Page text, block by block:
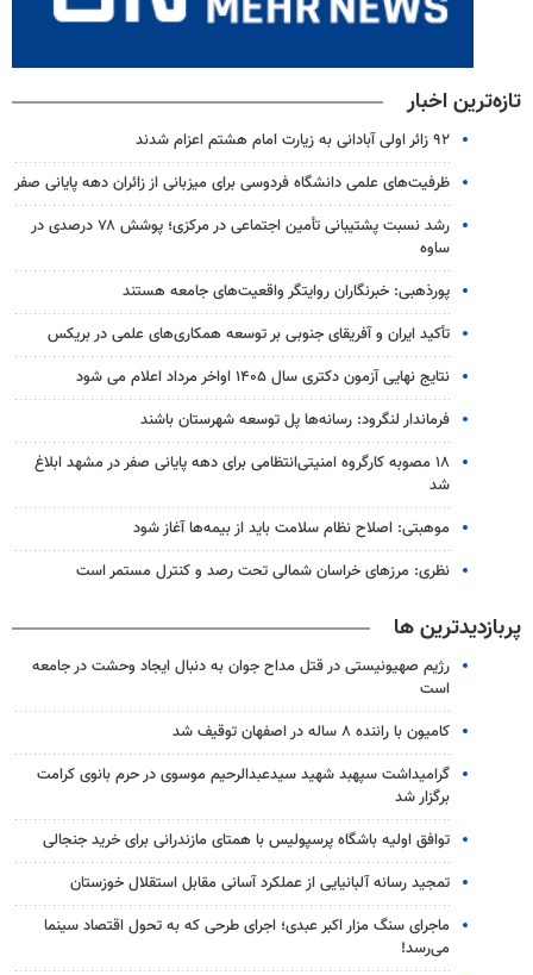
تازه‌ترین اخبار
۹۲ زائر اولی آبادانی به زیارت امام هشتم اعزام شدند
ظرفیت‌های علمی دانشگاه فردوسی برای میزبانی از زائران دهه پایانی صفر
رشد نسبت پشتیبانی تأمین اجتماعی در مرکزی؛ پوشش ۷۸ درصدی در
ساوه
پورذهبی: خبرنگاران روایتگر واقعیت‌های جامعه‌ هستند
تأکید ایران و آفریقای جنوبی بر توسعه همکاری‌های علمی در بریکس
نتایج نهایی آزمون دکتری سال ۱۴۰۵ اواخر مرداد اعلام می شود
فرماندار لنگرود: رسانه‌ها پل توسعه شهرستان باشند
۱۸ مصوبه کارگروه امنیتی‌انتظامی برای دهه پایانی صفر در مشهد ابلاغ
شد
موهبتی: اصلاح نظام سلامت باید از بیمه‌ها آغاز شود
نظری: مرزهای خراسان شمالی تحت رصد و کنترل مستمر است
پربازدیدترین ها
رژیم صهیونیستی در قتل مداح جوان به دنبال ایجاد وحشت در جامعه
است
کامیون با راننده ۸ ساله در اصفهان توقیف شد
گرامیداشت سپهبد شهید سیدعبدالرحیم موسوی در حرم بانوی کرامت
برگزار شد
توافق اولیه باشگاه پرسپولیس با همتای مازندرانی برای خرید جنجالی
تمجید رسانه آلبانیایی از عملکرد آسانی مقابل استقلال خوزستان
ماجرای سنگ مزار اکبر عبدی؛ اجرای طرحی که به تحول اقتصاد سینما
می‌رسد!